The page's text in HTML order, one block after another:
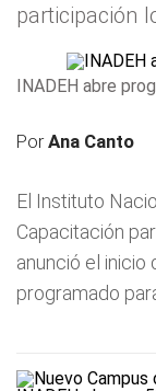
participación
INADEH abre
PorAna Canto
El Instituto
Capacitación
anunció el inicio
programado